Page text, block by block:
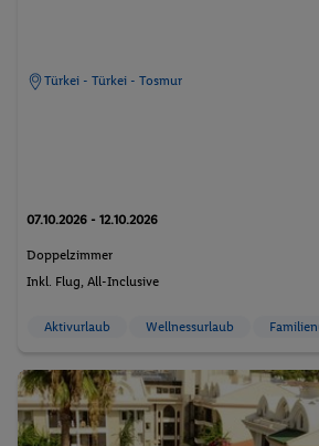
Türkei - Türkei - Tosmur
07.10.2026 - 12.10.2026
Doppelzimmer
Inkl. Flug, All-Inclusive
Aktivurlaub Wellnessurlaub